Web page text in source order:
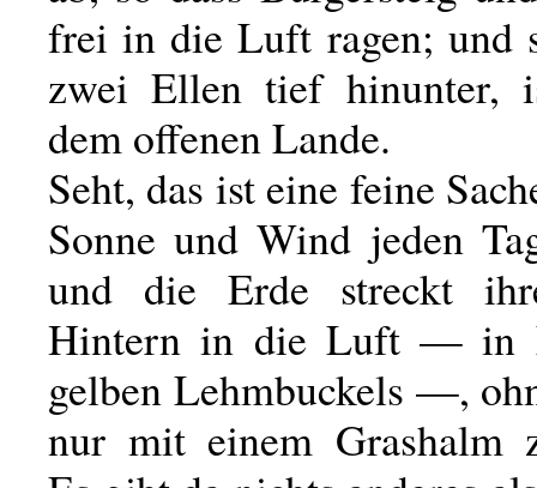
frei in die Luft ragen; und
zwei Ellen tief hinunter,
dem offenen Lande.
Seht, das ist eine feine
Sonne und Wind jeden
und die Erde streckt
Hintern in die Luft — in
gelben Lehmbuckels —,
nur mit einem Grashalm